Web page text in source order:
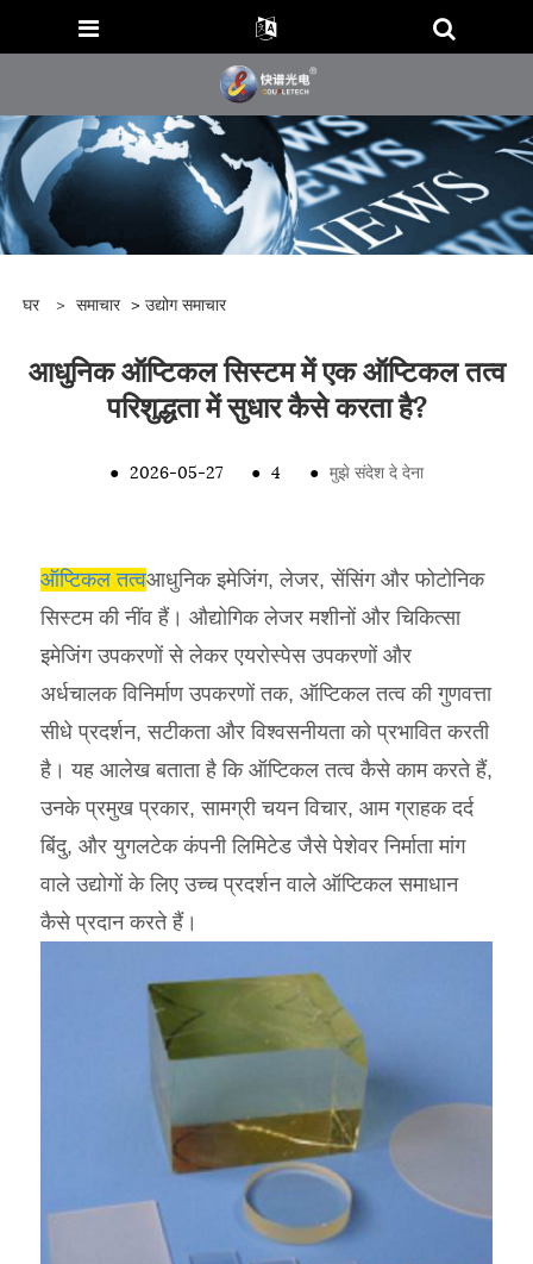
घर > समाचार > उद्योग समाचार
आधुनिक ऑप्टिकल सिस्टम में एक ऑप्टिकल तत्व
परिशुद्धता में सुधार कैसे करता है?
● 2026-05-27 ● 4 ● मुझे संदेश दे देना
ऑप्टिकल तत्वआधुनिक इमेजिंग, लेजर, सेंसिंग और फोटोनिक
सिस्टम की नींव हैं। औद्योगिक लेजर मशीनों और चिकित्सा
इमेजिंग उपकरणों से लेकर एयरोस्पेस उपकरणों और
अर्धचालक विनिर्माण उपकरणों तक, ऑप्टिकल तत्व की गुणवत्ता
सीधे प्रदर्शन, सटीकता और विश्वसनीयता को प्रभावित करती
है। यह आलेख बताता है कि ऑप्टिकल तत्व कैसे काम करते हैं,
उनके प्रमुख प्रकार, सामग्री चयन विचार, आम ग्राहक दर्द
बिंदु, और युगलटेक कंपनी लिमिटेड जैसे पेशेवर निर्माता मांग
वाले उद्योगों के लिए उच्च प्रदर्शन वाले ऑप्टिकल समाधान
कैसे प्रदान करते हैं।